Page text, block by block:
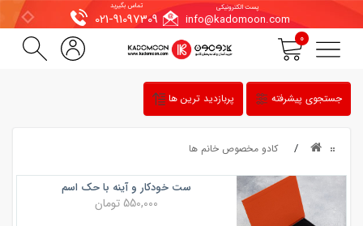
پست الکترونیکی
info@kadomoon.com
تماس بگیرید
021-91097309
0
جستجوی پیشرفته پربازدید ترین ها
کادو مخصوص خانم ها
ست خودکار و آینه با حک اسم
550,000 تومان